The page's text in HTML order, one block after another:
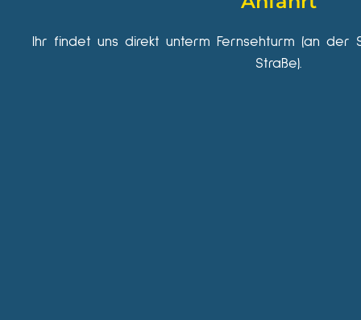
Ihr findet uns direkt unterm Fernsehturm (an der
Straße).